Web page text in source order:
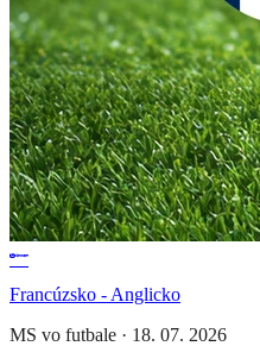
Francúzsko - Anglicko
MS vo futbale · 18. 07. 2026